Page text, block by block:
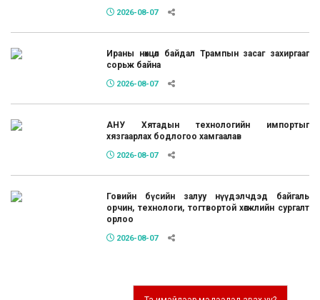
2026-08-07
Ираны нөхцөл байдал Трампын засаг захиргааг
сорьж байна
2026-08-07
АНУ Хятадын технологийн импортыг
хязгаарлах бодлогоо хамгаалав
2026-08-07
Говийн бүсийн залуу нүүдэлчдэд байгаль
орчин, технологи, тогтвортой хөгжлийн сургалт
орлоо
2026-08-07